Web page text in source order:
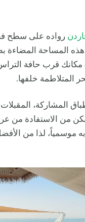
رواده على سطح
هذه المساحة المضاءة
مكانك قرب حافة
المتلاطمة خلفها.
المشاركة، المقبلات
من الاستفادة من
موسمياً، لذا من